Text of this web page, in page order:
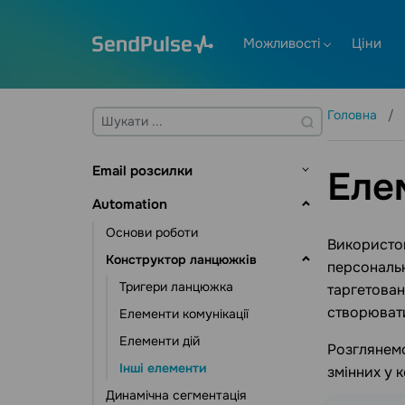
Можливості Ціни
Email розсилки
Основи роботи
Адресні книги та контакти
Управління контактами
Управління даними контактів
Інструменти підписки
Створення шаблону
Відправка розсилок
Email валідатор
Додаткові можливості
Статистика та аналітика
Automation
Основи роботи
Конструктор ланцюжків
Тригери ланцюжка
Елементи комунікації
Елементи дій
Інші елементи
Динамічна сегментація
Головна
змінних у